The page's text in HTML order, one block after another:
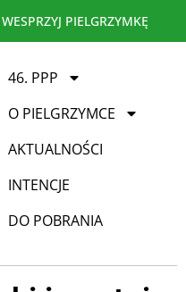
WESPRZYJ PIELGRZYMKĘ
46. PPP
O PIELGRZYMCE
AKTUALNOŚCI
INTENCJE
DO POBRANIA